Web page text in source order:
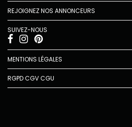
REJOIGNEZ NOS ANNONCEURS
SUIVEZ-NOUS
MENTIONS LÉGALES
RGPDCGVCGU